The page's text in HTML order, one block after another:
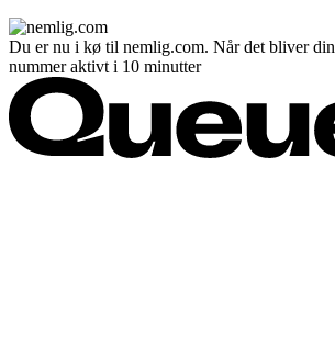
Du er nu i kø til nemlig.com. Når det bliver
nummer aktivt i 10 minutter